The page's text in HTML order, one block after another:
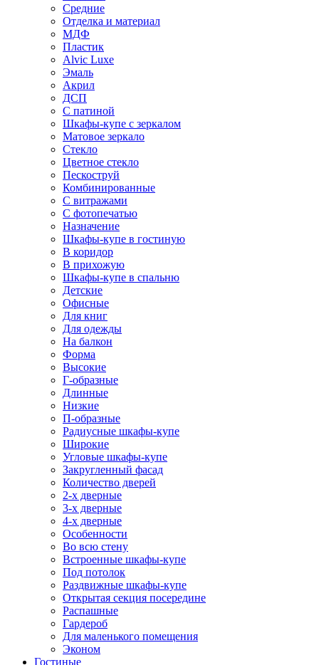
Средние
Отделка и материал
МДФ
Пластик
Alvic Luxe
Эмаль
Акрил
ДСП
С патиной
Шкафы-купе с зеркалом
Матовое зеркало
Стекло
Цветное стекло
Пескоструй
Комбинированные
С витражами
С фотопечатью
Назначение
Шкафы-купе в гостиную
В коридор
В прихожую
Шкафы-купе в спальню
Детские
Офисные
Для книг
Для одежды
На балкон
Форма
Высокие
Г-образные
Длинные
Низкие
П-образные
Радиусные шкафы-купе
Широкие
Угловые шкафы-купе
Закругленный фасад
Количество дверей
2-х дверные
3-х дверные
4-х дверные
Особенности
Во всю стену
Встроенные шкафы-купе
Под потолок
Раздвижные шкафы-купе
Открытая секция посередине
Распашные
Гардероб
Для маленького помещения
Эконом
Гостиные